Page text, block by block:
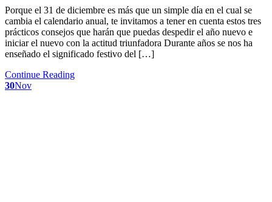
Porque el 31 de diciembre es más que un simple día en el cual se
cambia el calendario anual, te invitamos a tener en cuenta estos tres
prácticos consejos que harán que puedas despedir el año nuevo e
iniciar el nuevo con la actitud triunfadora Durante años se nos ha
enseñado el significado festivo del […]
Continue Reading
30Nov